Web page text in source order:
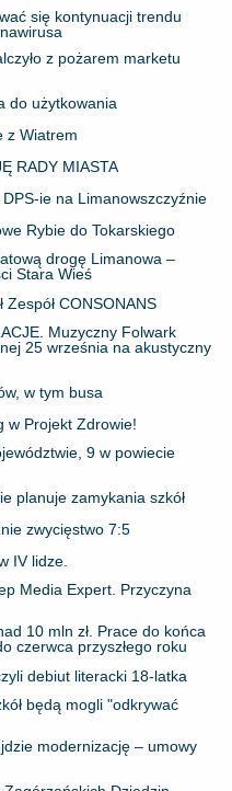
się kontynuacji trendu
z pożarem marketu
do użytkowania
z Wiatrem
RADY MIASTA
ie na Limanowszczyźnie
Rybie do Tokarskiego
drogę Limanowa –
Stara Wieś
Zespół CONSONANS
Muzyczny Folwark
25 września na akustyczny
w tym busa
w Projekt Zdrowie!
9 w powiecie
planuje zamykania szkół
zwycięstwo 7:5
IV lidze.
Media Expert. Przyczyna
10 mln zł. Prace do końca
czerwca przyszłego roku
debiut literacki 18-latka
będą mogli "odkrywać
modernizację – umowy